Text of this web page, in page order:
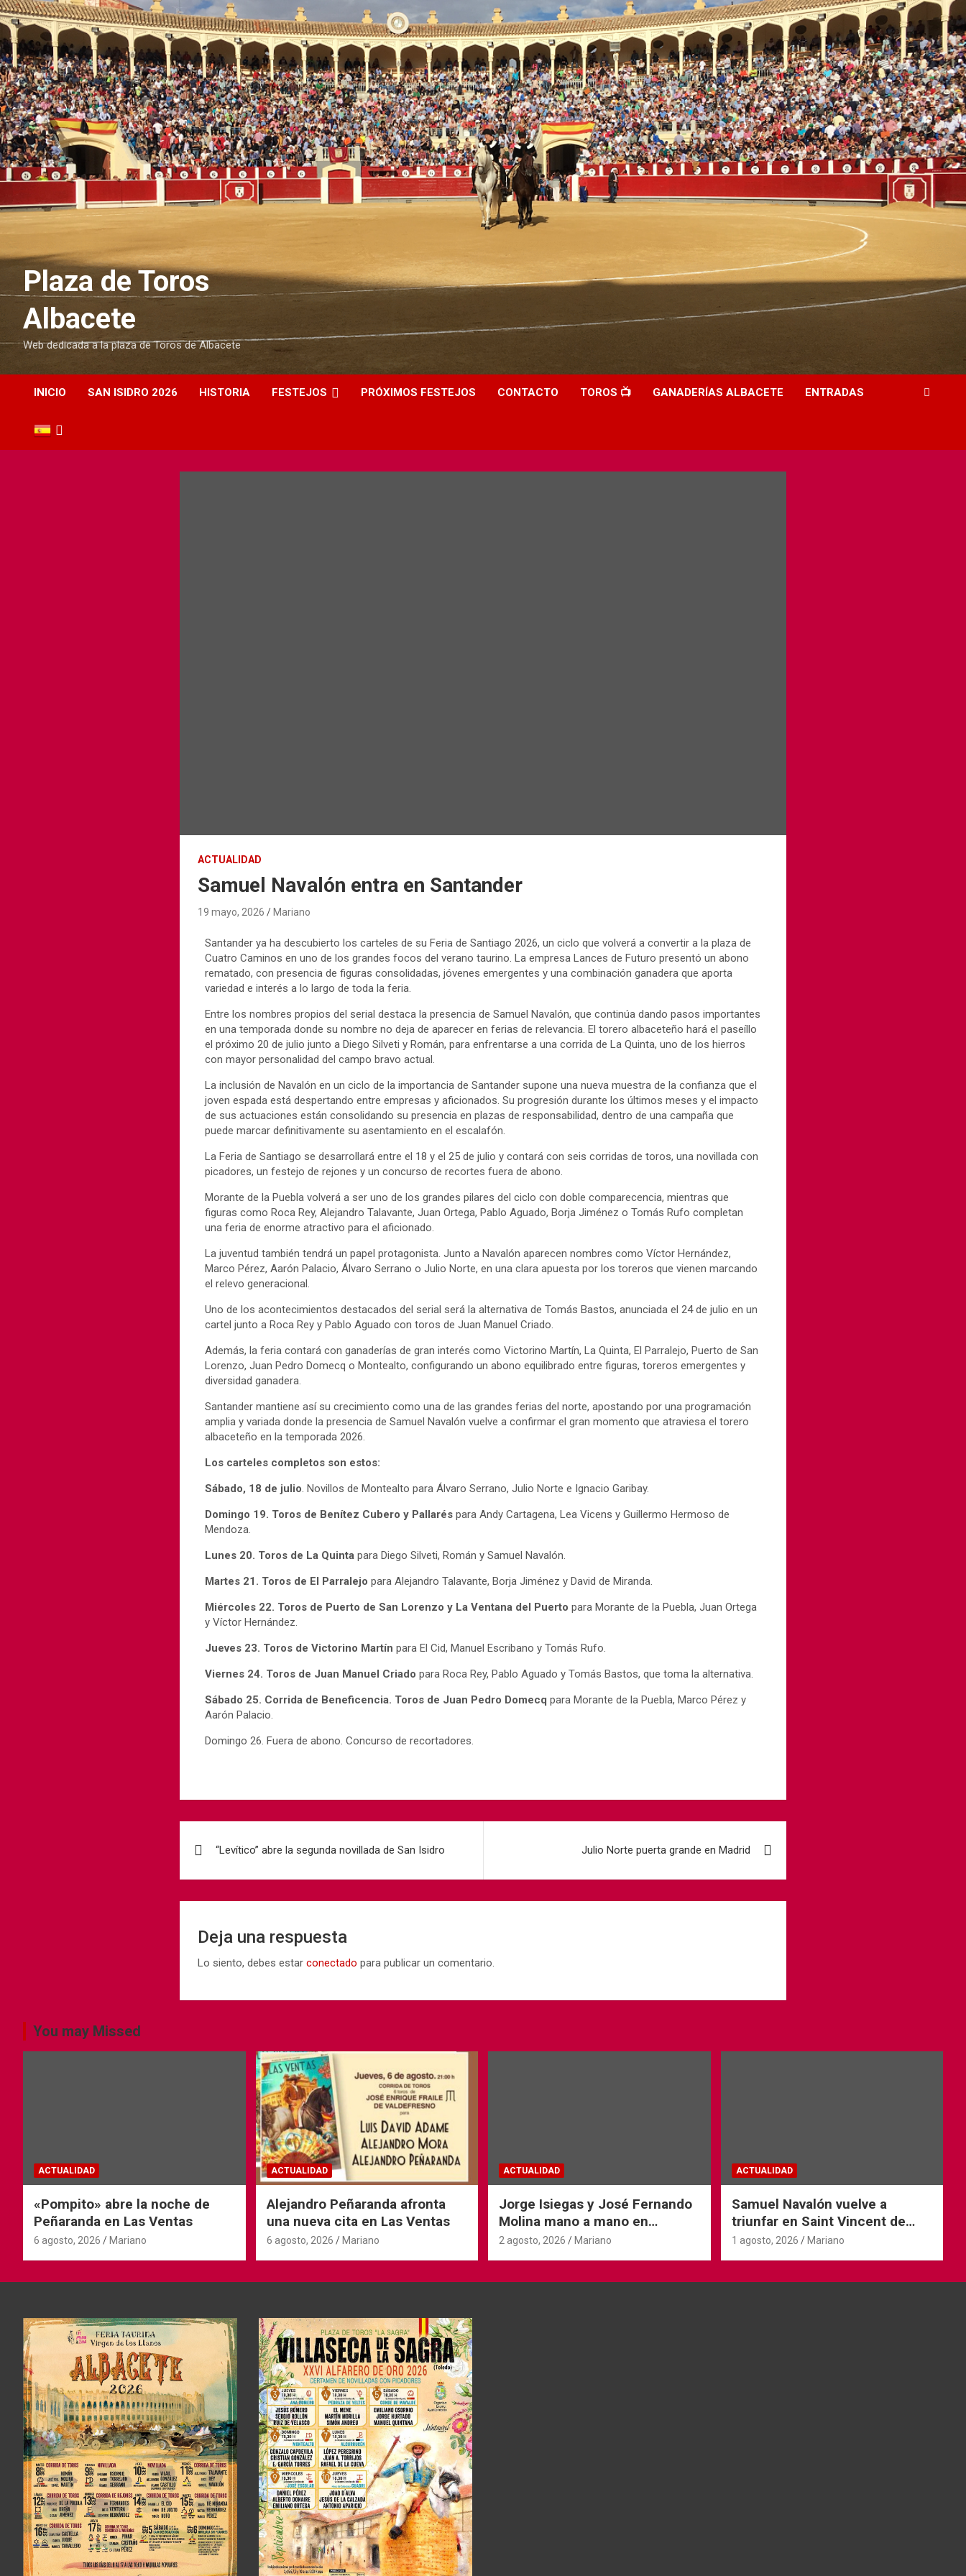
Plaza de Toros
Albacete
Web dedicada a la plaza de Toros de Albacete
INICIO SAN ISIDRO 2026 HISTORIA FESTEJOS PRÓXIMOS FESTEJOS CONTACTO TOROS 📺 GANADERÍAS ALBACETE ENTRADAS
ACTUALIDAD
Samuel Navalón entra en Santander
19 mayo, 2026 Mariano
Santander ya ha descubierto los carteles de su Feria de Santiago 2026, un ciclo que volverá a convertir a la plaza de
Cuatro Caminos en uno de los grandes focos del verano taurino. La empresa Lances de Futuro presentó un abono
rematado, con presencia de figuras consolidadas, jóvenes emergentes y una combinación ganadera que aporta
variedad e interés a lo largo de toda la feria.
Entre los nombres propios del serial destaca la presencia de Samuel Navalón, que continúa dando pasos importantes
en una temporada donde su nombre no deja de aparecer en ferias de relevancia. El torero albaceteño hará el paseíllo
el próximo 20 de julio junto a Diego Silveti y Román, para enfrentarse a una corrida de La Quinta, uno de los hierros
con mayor personalidad del campo bravo actual.
La inclusión de Navalón en un ciclo de la importancia de Santander supone una nueva muestra de la confianza que el
joven espada está despertando entre empresas y aficionados. Su progresión durante los últimos meses y el impacto
de sus actuaciones están consolidando su presencia en plazas de responsabilidad, dentro de una campaña que
puede marcar definitivamente su asentamiento en el escalafón.
La Feria de Santiago se desarrollará entre el 18 y el 25 de julio y contará con seis corridas de toros, una novillada con
picadores, un festejo de rejones y un concurso de recortes fuera de abono.
Morante de la Puebla volverá a ser uno de los grandes pilares del ciclo con doble comparecencia, mientras que
figuras como Roca Rey, Alejandro Talavante, Juan Ortega, Pablo Aguado, Borja Jiménez o Tomás Rufo completan
una feria de enorme atractivo para el aficionado.
La juventud también tendrá un papel protagonista. Junto a Navalón aparecen nombres como Víctor Hernández,
Marco Pérez, Aarón Palacio, Álvaro Serrano o Julio Norte, en una clara apuesta por los toreros que vienen marcando
el relevo generacional.
Uno de los acontecimientos destacados del serial será la alternativa de Tomás Bastos, anunciada el 24 de julio en un
cartel junto a Roca Rey y Pablo Aguado con toros de Juan Manuel Criado.
Además, la feria contará con ganaderías de gran interés como Victorino Martín, La Quinta, El Parralejo, Puerto de San
Lorenzo, Juan Pedro Domecq o Montealto, configurando un abono equilibrado entre figuras, toreros emergentes y
diversidad ganadera.
Santander mantiene así su crecimiento como una de las grandes ferias del norte, apostando por una programación
amplia y variada donde la presencia de Samuel Navalón vuelve a confirmar el gran momento que atraviesa el torero
albaceteño en la temporada 2026.
Los carteles completos son estos:
Sábado, 18 de julio. Novillos de Montealto para Álvaro Serrano, Julio Norte e Ignacio Garibay.
Domingo 19. Toros de Benítez Cubero y Pallarés para Andy Cartagena, Lea Vicens y Guillermo Hermoso de
Mendoza.
Lunes 20. Toros de La Quinta para Diego Silveti, Román y Samuel Navalón.
Martes 21. Toros de El Parralejo para Alejandro Talavante, Borja Jiménez y David de Miranda.
Miércoles 22. Toros de Puerto de San Lorenzo y La Ventana del Puerto para Morante de la Puebla, Juan Ortega
y Víctor Hernández.
Jueves 23. Toros de Victorino Martín para El Cid, Manuel Escribano y Tomás Rufo.
Viernes 24. Toros de Juan Manuel Criado para Roca Rey, Pablo Aguado y Tomás Bastos, que toma la alternativa.
Sábado 25. Corrida de Beneficencia. Toros de Juan Pedro Domecq para Morante de la Puebla, Marco Pérez y
Aarón Palacio.
Domingo 26. Fuera de abono. Concurso de recortadores.
“Levítico” abre la segunda novillada de San Isidro Julio Norte puerta grande en Madrid
Deja una respuesta
Lo siento, debes estarconectado para publicar un comentario.
You may Missed
ACTUALIDAD
«Pompito» abre la noche de
Peñaranda en Las Ventas
6 agosto, 2026 Mariano
ACTUALIDAD
Alejandro Peñaranda afronta
una nueva cita en Las Ventas
6 agosto, 2026 Mariano
ACTUALIDAD
Jorge Isiegas y José Fernando
Molina mano a mano en
Andorra
2 agosto, 2026 Mariano
ACTUALIDAD
Samuel Navalón vuelve a
triunfar en Saint Vincent de
Tyrosse
1 agosto, 2026 Mariano